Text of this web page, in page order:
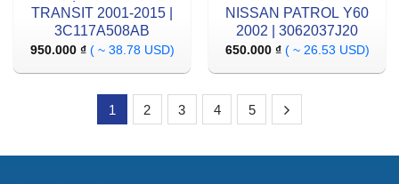
TRANSIT 2001-2015 |
3C117A508AB
950.000 ₫ ( ~ 38.78 USD)
NISSAN PATROL Y60
2002 | 3062037J20
650.000 ₫ ( ~ 26.53 USD)
1 2 3 4 5